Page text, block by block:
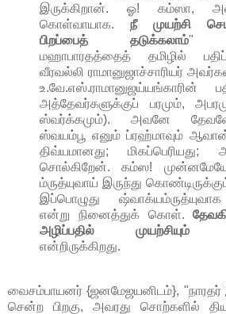
இருக்கிறான். ஓ! கம்ஸா,
கொள்வாயாக. நீ முயற்சி
பிறப்பைத் தடுக்கலாம்"
மஹாபாரதத்தைத் தமிழில்
வீரவல்லி ராமானுஜாச்சாரியர்
உ.வே.எஸ்.ராமானுஜய்யங்காரின்
அத்தேவர்களுக்குப் பரமும்,
ஸ்வர்க்கமும்). அவனே
ஸ்வயம்பூ எனும் ப்ரஹ்மாவும்
திவ்யமானது;
சொல்கிறேன். கம்ஸ!
ம்ருத்யுவாய் இருந்து
இப்பொழுது
என்று நினைத்துக் கொள்.
அழிப்பதில் முயற்சியும்
என்றிருக்கிறது.
வைசம்பாயனர் {ஜனமேஜயனிடம்},
சென்ற பிறகு, அவரது சொற்களில்